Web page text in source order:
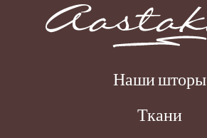
Наши шторы
Ткани